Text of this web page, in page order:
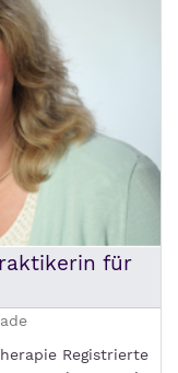
für
Registrierte